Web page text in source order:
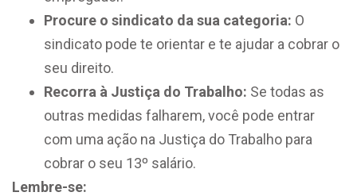
Procure o sindicato da sua categoria: O
sindicato pode te orientar e te ajudar a cobrar o
seu direito.
Recorra à Justiça do Trabalho: Se todas as
outras medidas falharem, você pode entrar
com uma ação na Justiça do Trabalho para
cobrar o seu 13º salário.
Lembre-se: